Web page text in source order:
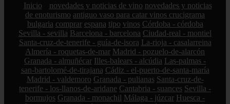
Inicio novedades y noticias de vino novedades y noticias
de enoturismo antiguo vaso para catar vinos crucigrama
bulgaria comprar espana tipo vinos Córdoba - córdoba
Sevilla - sevilla Barcelona - barcelona Ciudad-real - montiel
Santa-cruz-de-tenerife - guía-de-isora La-rioja - casalarreina
Almería - roquetas-de-mar Madrid - pozuelo-de-alarcón
Granada - almuñécar Illes-balears - alcúdia Las-palmas -
san-bartolomé-de-tirajana Cádiz - el-puerto-de-santa-maría
Madrid - valdemoro Granada - pulianas Santa-cruz-de-
tenerife - los-llanos-de-aridane Cantabria - suances Sevilla -
bormujos Granada - monachil Málaga - júzcar Huesca -